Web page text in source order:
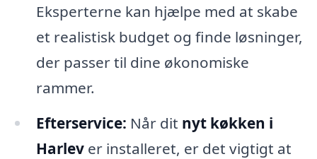
Eksperterne kan hjælpe med at skabe
et realistisk budget og finde løsninger,
der passer til dine økonomiske
rammer.
Efterservice: Når dit nyt køkken i
Harlever installeret, er det vigtigt at